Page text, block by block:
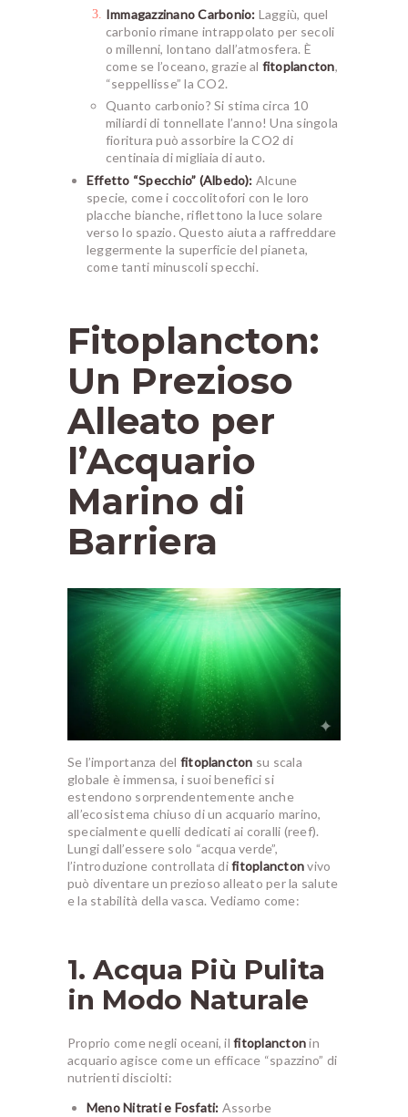
Immagazzinano Carbonio: Laggiù, quel
carbonio rimane intrappolato per secoli
o millenni, lontano dall’atmosfera. È
come se l’oceano, grazie al fitoplancton,
“seppellisse” la CO2.
Quanto carbonio? Si stima circa 10
miliardi di tonnellate l’anno! Una singola
fioritura può assorbire la CO2 di
centinaia di migliaia di auto.
Effetto “Specchio” (Albedo): Alcune
specie, come i coccolitofori con le loro
placche bianche, riflettono la luce solare
verso lo spazio. Questo aiuta a raffreddare
leggermente la superficie del pianeta,
come tanti minuscoli specchi.
Fitoplancton:
Un Prezioso
Alleato per
l’Acquario
Marino di
Barriera
Se l’importanza del fitoplancton su scala
globale è immensa, i suoi benefici si
estendono sorprendentemente anche
all’ecosistema chiuso di un acquario marino,
specialmente quelli dedicati ai coralli (reef).
Lungi dall’essere solo “acqua verde”,
l’introduzione controllata difitoplanctonvivo
può diventare un prezioso alleato per la salute
e la stabilità della vasca. Vediamo come:
1. Acqua Più Pulita
in Modo Naturale
Proprio come negli oceani, ilfitoplanctonin
acquario agisce come un efficace “spazzino” di
nutrienti disciolti:
Meno Nitrati e Fosfati: Assorbe